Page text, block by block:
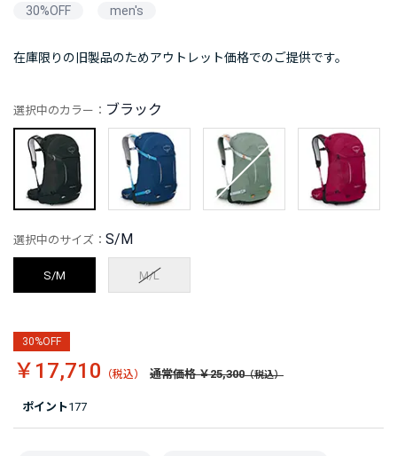
30%OFF men's
在庫限りの旧製品のためアウトレット価格でのご提供です。
ポイント177
選択中のカラー： ブラック
選択中のサイズ： S/M
S/M M/L
30%OFF
￥17,710 通常価格 ￥25,300